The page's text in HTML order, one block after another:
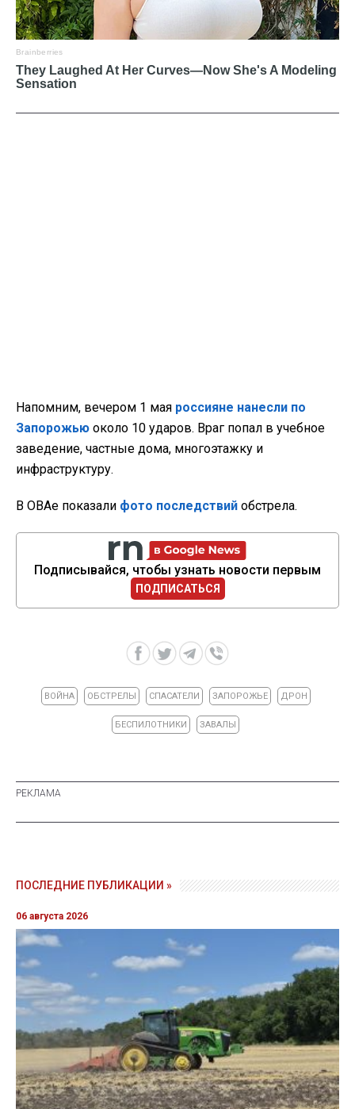
Напомним, вечером 1 мая россияне нанесли по
Запорожью около 10 ударов. Враг попал в учебное
заведение, частные дома, многоэтажку и
инфраструктуру.
В ОВАе показали фото последствий обстрела.
Подписывайся, чтобы узнать новости первым
ПОДПИСАТЬСЯ
ВОЙНА ОБСТРЕЛЫ СПАСАТЕЛИ ЗАПОРОЖЬЕ ДРОН
БЕСПИЛОТНИКИ ЗАВАЛЫ
ПОСЛЕДНИЕ ПУБЛИКАЦИИ »
06 августа 2026